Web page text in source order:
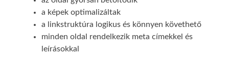
a képek optimalizáltak
a linkstruktúra logikus és könnyen követhető
minden oldal rendelkezik meta címekkel és
leírásokkal